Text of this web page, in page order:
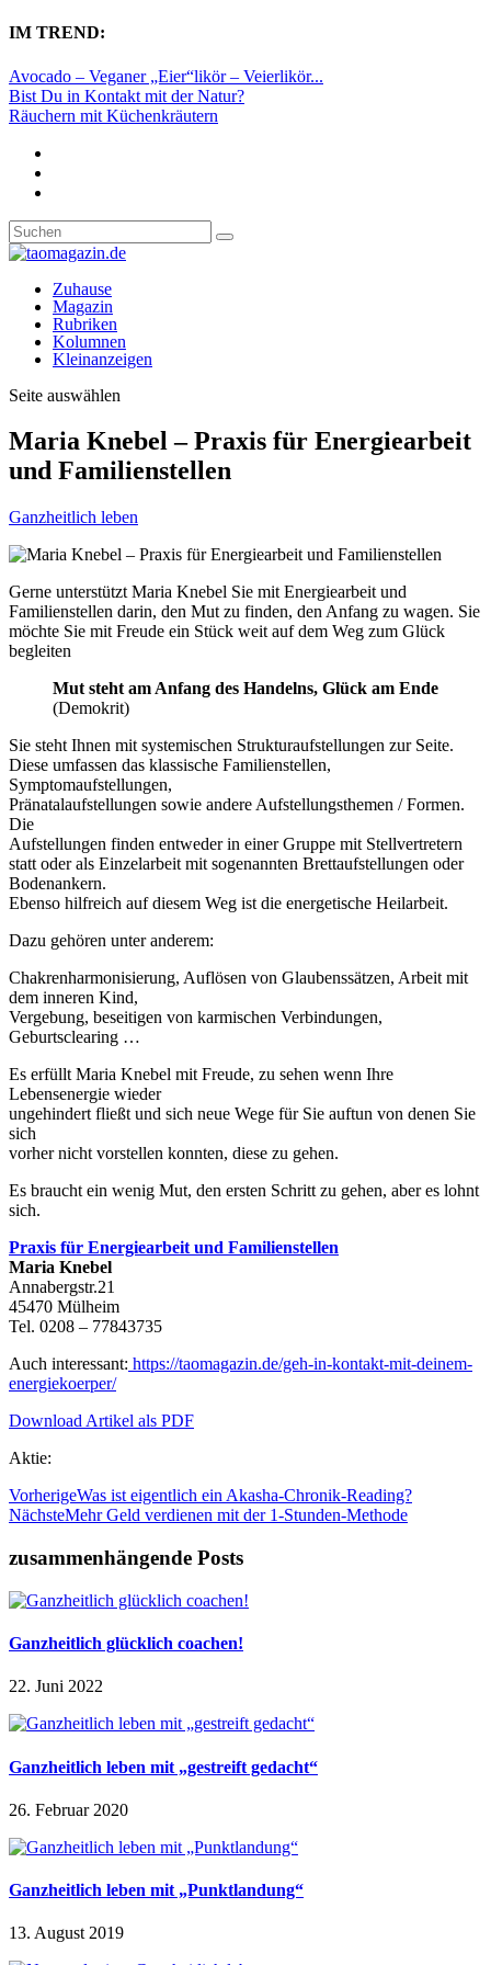
IM TREND:
Avocado – Veganer „Eier“likör – Veierlikör...
Bist Du in Kontakt mit der Natur?
Räuchern mit Küchenkräutern
Zuhause
Magazin
Rubriken
Kolumnen
Kleinanzeigen
Seite auswählen
Maria Knebel – Praxis für Energiearbeit
und Familienstellen
Ganzheitlich leben
Gerne unterstützt Maria Knebel Sie mit Energiearbeit und
Familienstellen darin, den Mut zu finden, den Anfang zu wagen. Sie
möchte Sie mit Freude ein Stück weit auf dem Weg zum Glück
begleiten
Mut steht am Anfang des Handelns, Glück am Ende
(Demokrit)
Sie steht Ihnen mit systemischen Strukturaufstellungen zur Seite.
Diese umfassen das klassische Familienstellen,
Symptomaufstellungen,
Pränatalaufstellungen sowie andere Aufstellungsthemen / Formen.
Die
Aufstellungen finden entweder in einer Gruppe mit Stellvertretern
statt oder als Einzelarbeit mit sogenannten Brettaufstellungen oder
Bodenankern.
Ebenso hilfreich auf diesem Weg ist die energetische Heilarbeit.
Dazu gehören unter anderem:
Chakrenharmonisierung, Auflösen von Glaubenssätzen, Arbeit mit
dem inneren Kind,
Vergebung, beseitigen von karmischen Verbindungen,
Geburtsclearing …
Es erfüllt Maria Knebel mit Freude, zu sehen wenn Ihre
Lebensenergie wieder
ungehindert fließt und sich neue Wege für Sie auftun von denen Sie
sich
vorher nicht vorstellen konnten, diese zu gehen.
Es braucht ein wenig Mut, den ersten Schritt zu gehen, aber es lohnt
sich.
Praxis für Energiearbeit und Familienstellen
Maria Knebel
Annabergstr.21
45470 Mülheim
Tel. 0208 – 77843735
Auch interessant: https://taomagazin.de/geh-in-kontakt-mit-deinem-
energiekoerper/
Download Artikel als PDF
Aktie:
VorherigeWas ist eigentlich ein Akasha-Chronik-Reading?
NächsteMehr Geld verdienen mit der 1-Stunden-Methode
zusammenhängende Posts
Ganzheitlich glücklich coachen!
22. Juni 2022
Ganzheitlich leben mit „gestreift gedacht“
26. Februar 2020
Ganzheitlich leben mit „Punktlandung“
13. August 2019